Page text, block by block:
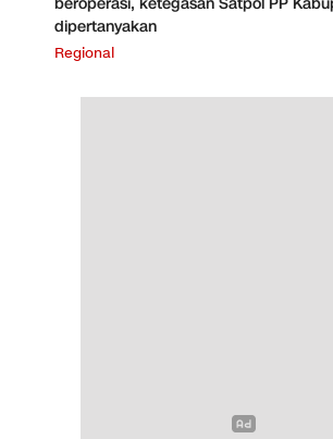
dipertanyakan
Regional